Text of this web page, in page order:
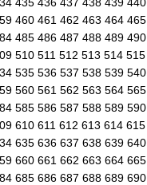
460 461 462 463 464 465
485 486 487 488 489 490
510 511 512 513 514 515
535 536 537 538 539 540
560 561 562 563 564 565
585 586 587 588 589 590
610 611 612 613 614 615
635 636 637 638 639 640
660 661 662 663 664 665
685 686 687 688 689 690